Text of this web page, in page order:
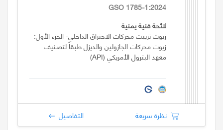
GSO 1785-1:2024
لائحة فنية يمنية
زيوت تزييت محركات الاحتراق الداخلي- الجزء الأول:
زيوت محركات الجازولين والديزل طبقاً لتصنيف
معهد البترول الأمريكي (API)
نظرة سريعة التفاصيل